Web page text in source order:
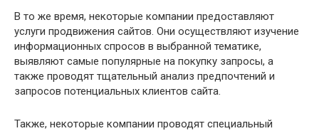
В то же время, некоторые компании предоставляют
услуги продвижения сайтов. Они осуществляют изучение
информационных спросов в выбранной тематике,
выявляют самые популярные на покупку запросы, а
также проводят тщательный анализ предпочтений и
запросов потенциальных клиентов сайта.
Также, некоторые компании проводят специальный